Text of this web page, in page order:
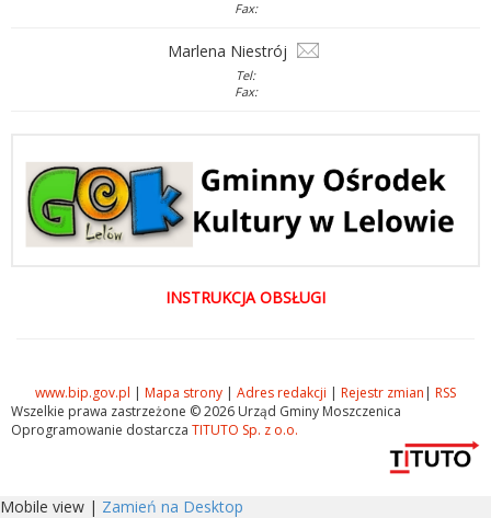
Fax:
Marlena Niestrój
Tel:
Fax:
INSTRUKCJA OBSŁUGI
www.bip.gov.pl | Mapa strony | Adres redakcji | Rejestr zmian | RSS
Wszelkie prawa zastrzeżone © 2026 Urząd Gminy Moszczenica
Oprogramowanie dostarcza TITUTO Sp. z o.o.
Mobile view | Zamień na Desktop